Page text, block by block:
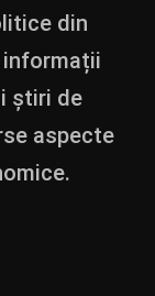
din
informații
știri de
aspecte